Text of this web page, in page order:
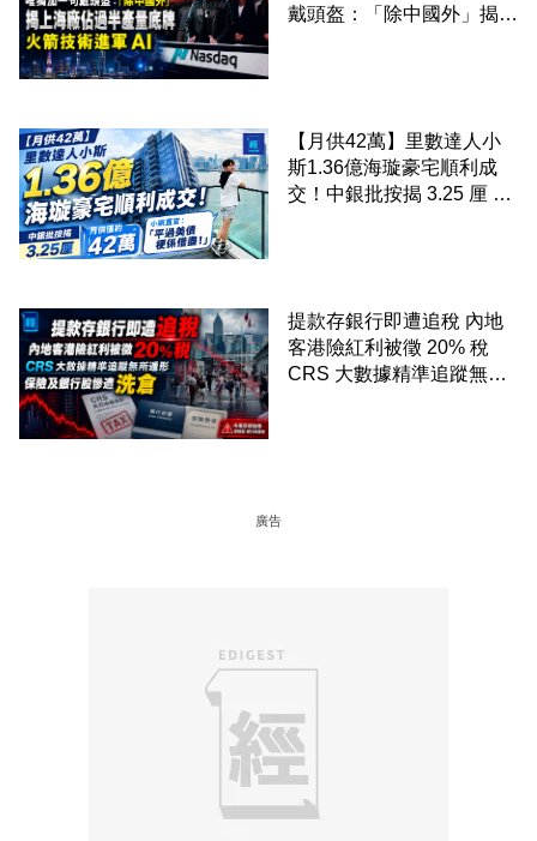
戴頭盔：「除中國外」揭上
【月供42萬】里數達人小
斯1.36億海璇豪宅順利成
交！中銀批按揭 3.25 厘 小
提款存銀行即遭追稅 內地
客港險紅利被徵 20% 稅
CRS 大數據精準追蹤無所
廣告